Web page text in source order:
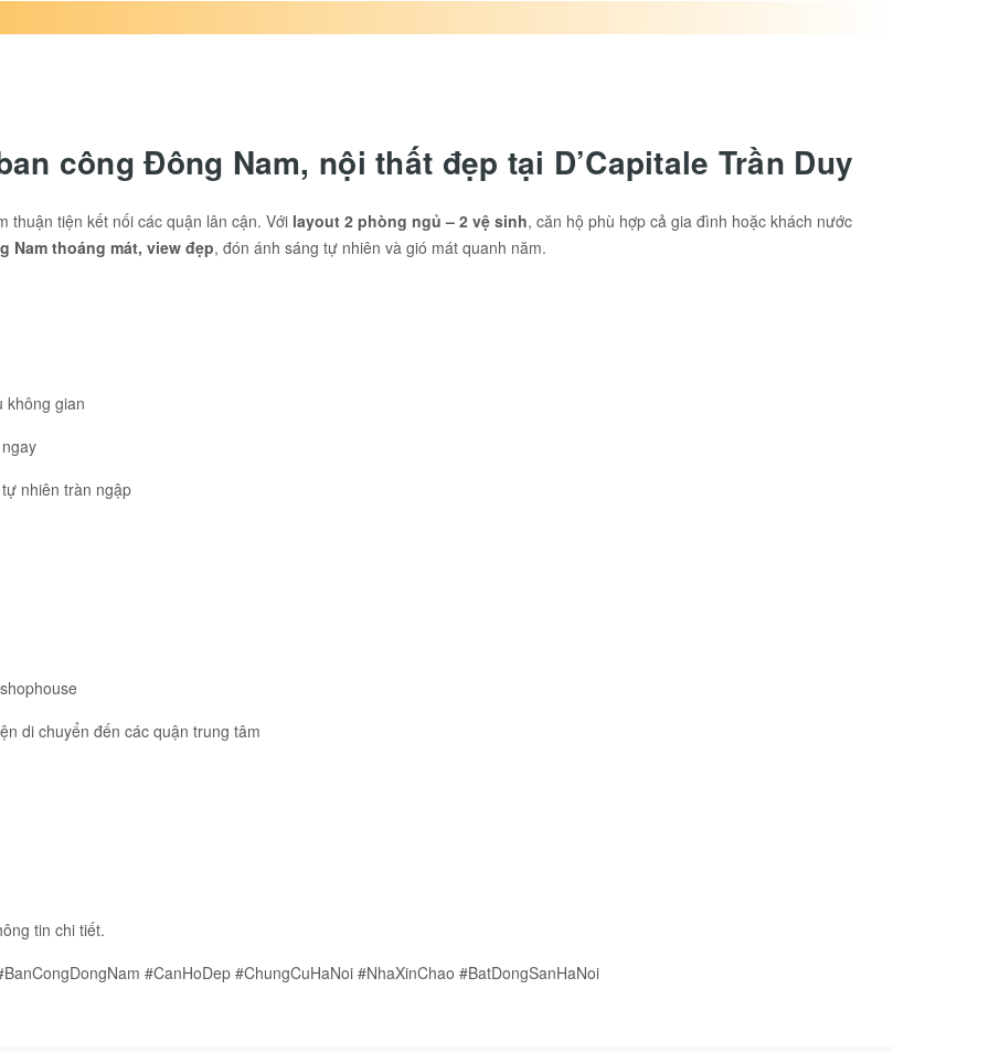
công Đông Nam, nội thất đẹp tại D’Capitale Trần Duy
thuận tiện kết nối các quận lân cận. Với layout 2 phòng ngủ – 2 vệ sinh, căn hộ phù hợp cả gia đình hoặc khách nước
Nam thoáng mát, view đẹp, đón ánh sáng tự nhiên và gió mát quanh năm.
không gian
nhiên tràn ngập
di chuyển đến các quận trung tâm
tin chi tiết.
#CanHoDep #ChungCuHaNoi #NhaXinChao #BatDongSanHaNoi